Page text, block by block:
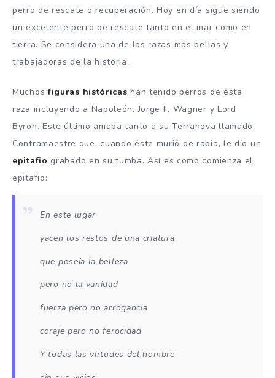
perro de rescate o recuperación. Hoy en día sigue siendo
un excelente perro de rescate tanto en el mar como en
tierra. Se considera una de las razas más bellas y
trabajadoras de la historia.
Muchosfiguras históricas han tenido perros de esta
raza incluyendo a Napoleón, Jorge II, Wagner y Lord
Byron. Este último amaba tanto a su Terranova llamado
Contramaestre que, cuando éste murió de rabia, le dio un
epitafio grabado en su tumba. Así es como comienza el
epitafio:
En este lugar
yacen los restos de una criatura
que poseía la belleza
pero no la vanidad
fuerza pero no arrogancia
coraje pero no ferocidad
Y todas las virtudes del hombre